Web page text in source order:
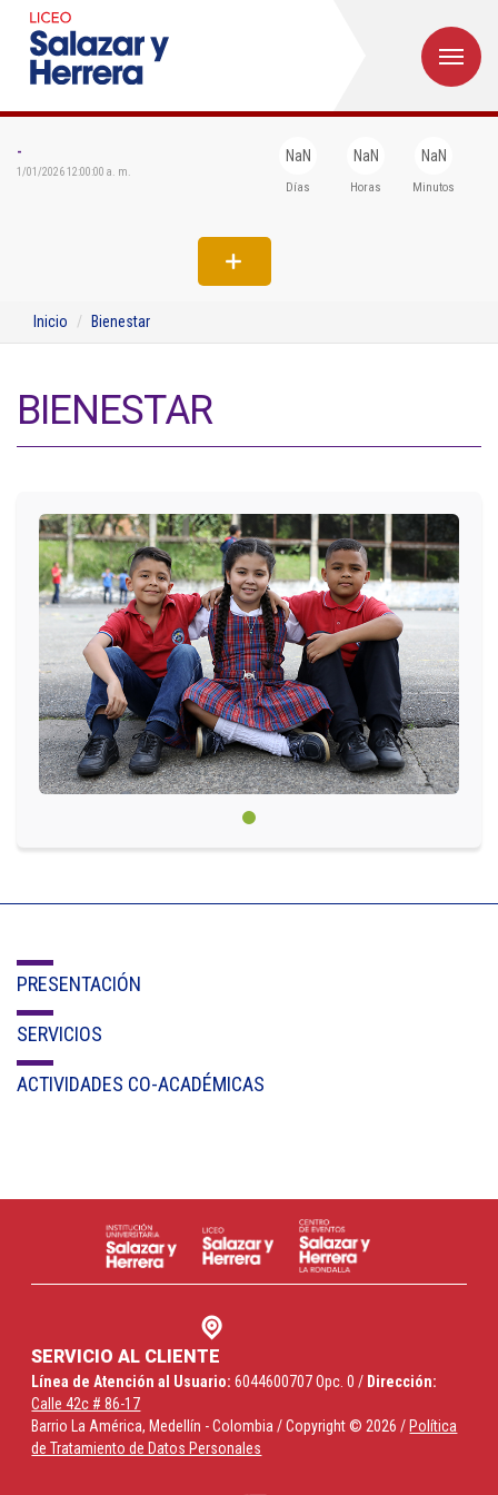
-
1/01/2026 12:00:00 a. m.
NaN
Días
NaN
Horas
NaN
Minutos
Inicio Bienestar
BIENESTAR
PRESENTACIÓN
SERVICIOS
ACTIVIDADES CO-ACADÉMICAS
SERVICIO AL CLIENTE
Línea de Atención al Usuario: 6044600707 Opc. 0 / Dirección:
Calle 42c # 86-17
Barrio La América, Medellín - Colombia / Copyright © 2026 / Política
de Tratamiento de Datos Personales
Formación
Departamentos
Extensión
Bienestar
Circulares
Académico
Padres
Egresados
Pagos
PQRSF
Medellín - Colombia - Suramérica